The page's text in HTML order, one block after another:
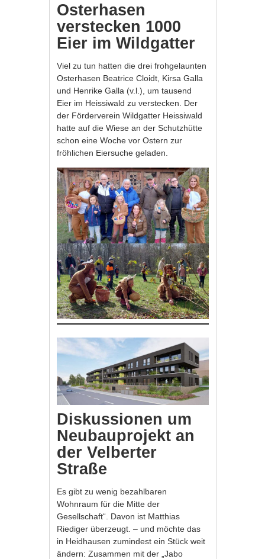
Osterhasen
verstecken 1000
Eier im Wildgatter
Viel zu tun hatten die drei frohgelaunten
Osterhasen Beatrice Cloidt, Kirsa Galla
und Henrike Galla (v.l.), um tausend
Eier im Heissiwald zu verstecken. Der
der Förderverein Wildgatter Heissiwald
hatte auf die Wiese an der Schutzhütte
schon eine Woche vor Ostern zur
fröhlichen Eiersuche geladen.
Diskussionen um
Neubauprojekt an
der Velberter
Straße
Es gibt zu wenig bezahlbaren
Wohnraum für die Mitte der
Gesellschaft“. Davon ist Matthias
Riediger überzeugt. – und möchte das
in Heidhausen zumindest ein Stück weit
ändern: Zusammen mit der „Jabo